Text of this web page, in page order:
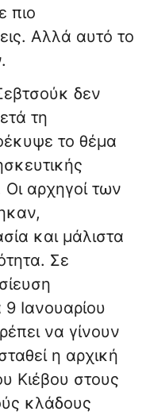
πιο
Αλλά αυτό το
δεν
τη
το θέμα
αρχηγοί των
και μάλιστα
Σε
Ιανουαρίου
να γίνουν
η αρχική
Κιέβου στους
κλάδους